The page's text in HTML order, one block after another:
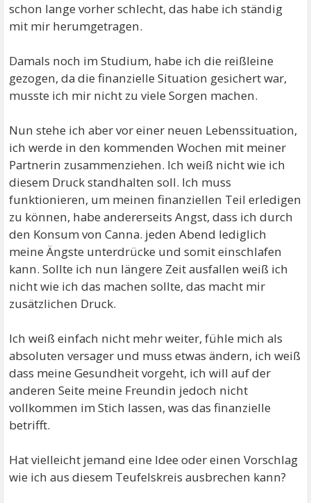
schon lange vorher schlecht, das habe ich ständig
mit mir herumgetragen.
Damals noch im Studium, habe ich die reißleine
gezogen, da die finanzielle Situation gesichert war,
musste ich mir nicht zu viele Sorgen machen.
Nun stehe ich aber vor einer neuen Lebenssituation,
ich werde in den kommenden Wochen mit meiner
Partnerin zusammenziehen. Ich weiß nicht wie ich
diesem Druck standhalten soll. Ich muss
funktionieren, um meinen finanziellen Teil erledigen
zu können, habe andererseits Angst, dass ich durch
den Konsum von Canna. jeden Abend lediglich
meine Ängste unterdrücke und somit einschlafen
kann. Sollte ich nun längere Zeit ausfallen weiß ich
nicht wie ich das machen sollte, das macht mir
zusätzlichen Druck.
Ich weiß einfach nicht mehr weiter, fühle mich als
absoluten versager und muss etwas ändern, ich weiß
dass meine Gesundheit vorgeht, ich will auf der
anderen Seite meine Freundin jedoch nicht
vollkommen im Stich lassen, was das finanzielle
betrifft.
Hat vielleicht jemand eine Idee oder einen Vorschlag
wie ich aus diesem Teufelskreis ausbrechen kann?